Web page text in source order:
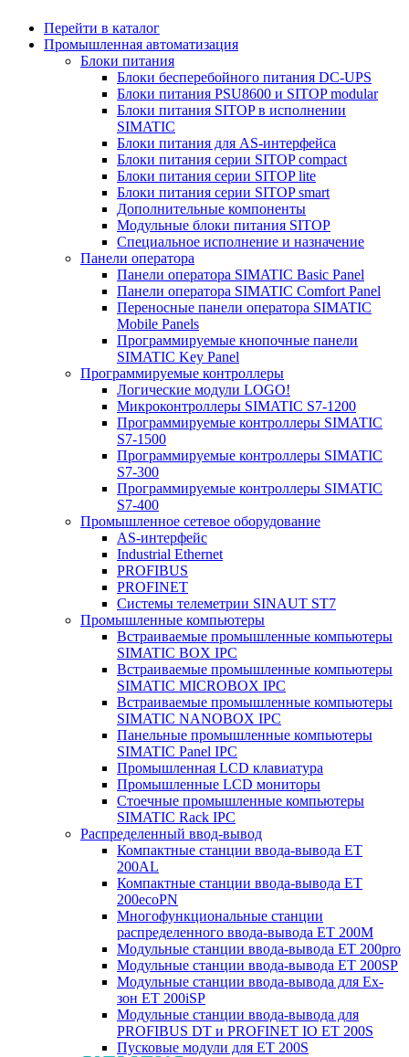
Перейти в каталог
Промышленная автоматизация
Блоки питания
Блоки бесперебойного питания DC-UPS
Блоки питания PSU8600 и SITOP modular
Блоки питания SITOP в исполнении
SIMATIC
Блоки питания для AS-интерфейса
Блоки питания серии SITOP compact
Блоки питания серии SITOP lite
Блоки питания серии SITOP smart
Дополнительные компоненты
Модульные блоки питания SITOP
Специальное исполнение и назначение
Панели оператора
Панели оператора SIMATIC Basic Panel
Панели оператора SIMATIC Comfort Panel
Переносные панели оператора SIMATIC
Mobile Panels
Программируемые кнопочные панели
SIMATIC Key Panel
Программируемые контроллеры
Логические модули LOGO!
Микроконтроллеры SIMATIC S7-1200
Программируемые контроллеры SIMATIC
S7-1500
Программируемые контроллеры SIMATIC
S7-300
Программируемые контроллеры SIMATIC
S7-400
Промышленное сетевое оборудование
AS-интерфейс
Industrial Ethernet
PROFIBUS
PROFINET
Системы телеметрии SINAUT ST7
Промышленные компьютеры
Встраиваемые промышленные компьютеры
SIMATIC BOX IPC
Встраиваемые промышленные компьютеры
SIMATIC MICROBOX IPC
Встраиваемые промышленные компьютеры
SIMATIC NANOBOX IPC
Панельные промышленные компьютеры
SIMATIC Panel IPC
Промышленная LCD клавиатура
Промышленные LCD мониторы
Стоечные промышленные компьютеры
SIMATIC Rack IPC
Распределенный ввод-вывод
Компактные станции ввода-вывода ET
200AL
Компактные станции ввода-вывода ET
200ecoPN
Многофункциональные станции
распределенного ввода-вывода ET 200M
Модульные станции ввода-вывода ET 200pro
Модульные станции ввода-вывода ET 200SP
Модульные станции ввода-вывода для Ex-
зон ET 200iSP
Модульные станции ввода-вывода для
PROFIBUS DT и PROFINET IO ET 200S
Пусковые модули для ET 200S